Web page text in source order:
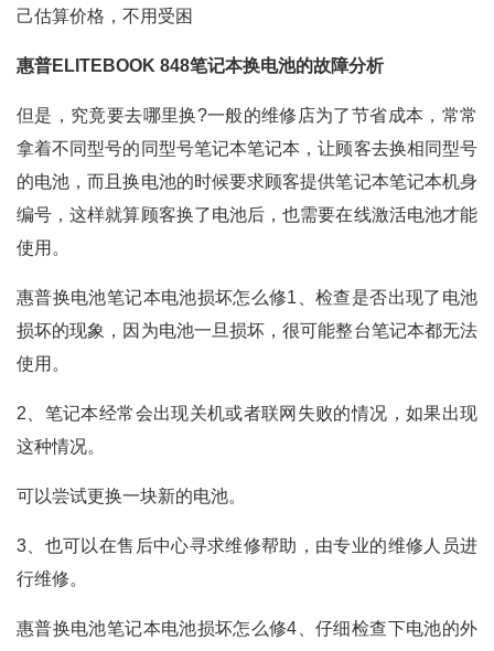
己估算价格，不用受困
惠普ELITEBOOK 848笔记本换电池的故障分析
但是，究竟要去哪里换?一般的维修店为了节省成本，常常
拿着不同型号的同型号笔记本笔记本，让顾客去换相同型号
的电池，而且换电池的时候要求顾客提供笔记本笔记本机身
编号，这样就算顾客换了电池后，也需要在线激活电池才能
使用。
惠普换电池笔记本电池损坏怎么修1、检查是否出现了电池
损坏的现象，因为电池一旦损坏，很可能整台笔记本都无法
使用。
2、笔记本经常会出现关机或者联网失败的情况，如果出现
这种情况。
可以尝试更换一块新的电池。
3、也可以在售后中心寻求维修帮助，由专业的维修人员进
行维修。
惠普换电池笔记本电池损坏怎么修4、仔细检查下电池的外